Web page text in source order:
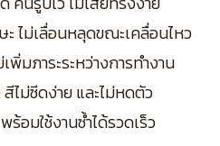
ไม่เลื่อนหลุดขณะเคลื่อนไหว
พิ่มภาระระหว่างการทำงาน
ไม่ซีดง่าย และไม่หดตัว
อมใช้งานซ้ำได้รวดเร็ว